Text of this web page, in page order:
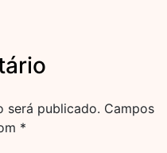
será publicado. Campos
*